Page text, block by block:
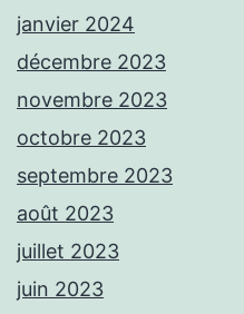
janvier 2024
décembre 2023
novembre 2023
octobre 2023
septembre 2023
août 2023
juillet 2023
juin 2023